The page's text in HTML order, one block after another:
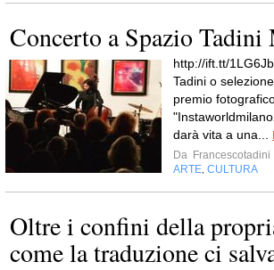
Concerto a Spazio
http://ift.tt/
Tadini o
premio
darà vita a una...
Da Francescotadini
ARTE CULTURA
Oltre i confini della
come la traduzione ci